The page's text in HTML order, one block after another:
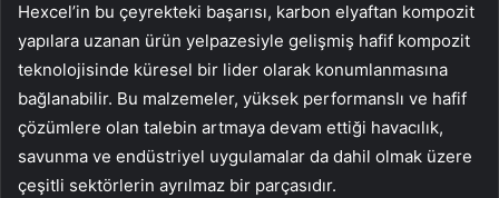
Hexcel’in bu çeyrekteki başarısı, karbon elyaftan kompozit
yapılara uzanan ürün yelpazesiyle gelişmiş hafif kompozit
teknolojisinde küresel bir lider olarak konumlanmasına
bağlanabilir. Bu malzemeler, yüksek performanslı ve hafif
çözümlere olan talebin artmaya devam ettiği havacılık,
savunma ve endüstriyel uygulamalar da dahil olmak üzere
çeşitli sektörlerin ayrılmaz bir parçasıdır.